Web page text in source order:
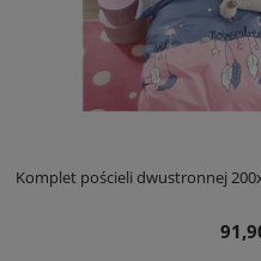
Komplet pościeli dwustronnej